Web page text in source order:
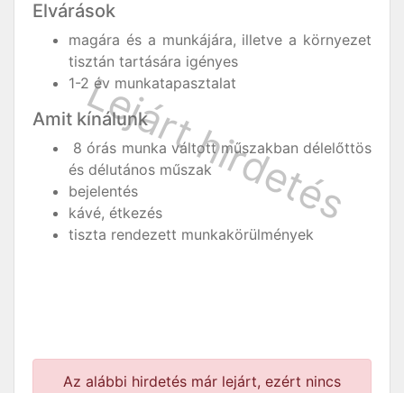
Elvárások
magára és a munkájára, illetve a környezet
tisztán tartására igényes
1-2 év munkatapasztalat
Amit kínálunk
8 órás munka váltott műszakban délelőttös
és délutános műszak
bejelentés
kávé, étkezés
tiszta rendezett munkakörülmények
Az alábbi hirdetés már lejárt, ezért nincs